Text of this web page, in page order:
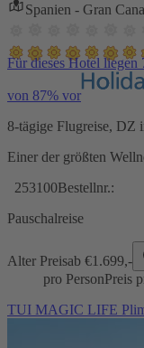
Spanien - Gran
Für dieses Hotel
von 87% vor
8-tägige Flugreise, DZ
Einer der größten
253100Bestellnr.:
Pauschalreise
Alter Preisab €1.699,-
pro PersonPreis
TUI MAGIC LIFE